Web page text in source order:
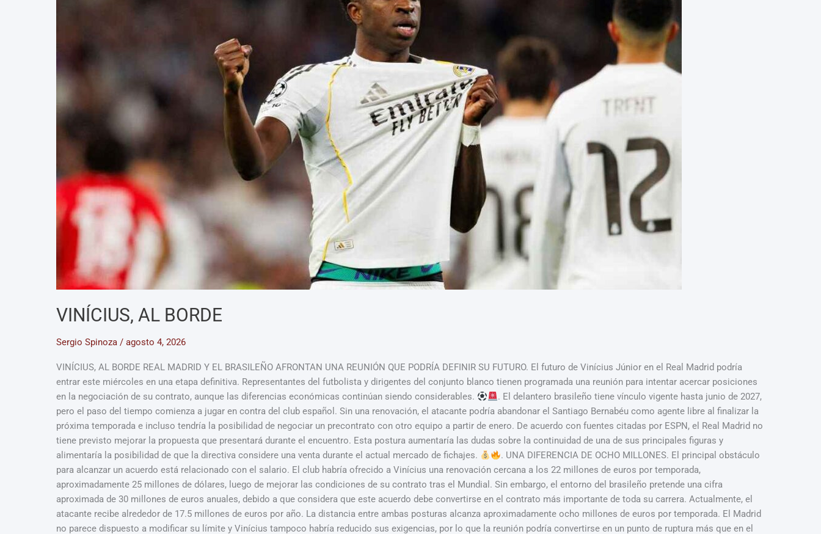
VINÍCIUS, AL BORDE
Sergio Spinoza / agosto 4, 2026
VINÍCIUS, AL BORDE REAL MADRID Y EL BRASILEÑO AFRONTAN UNA REUNIÓN QUE PODRÍA DEFINIR SU FUTURO. El futuro de Vinícius Júnior en el Real Madrid podría
entrar este miércoles en una etapa definitiva. Representantes del futbolista y dirigentes del conjunto blanco tienen programada una reunión para intentar acercar posiciones
en la negociación de su contrato, aunque las diferencias económicas continúan siendo considerables.
. El delantero brasileño tiene vínculo vigente hasta junio de 2027,
pero el paso del tiempo comienza a jugar en contra del club español. Sin una renovación, el atacante podría abandonar el Santiago Bernabéu como agente libre al finalizar la
próxima temporada e incluso tendría la posibilidad de negociar un precontrato con otro equipo a partir de enero. De acuerdo con fuentes citadas por ESPN, el Real Madrid no
tiene previsto mejorar la propuesta que presentará durante el encuentro. Esta postura aumentaría las dudas sobre la continuidad de una de sus principales figuras y
alimentaría la posibilidad de que la directiva considere una venta durante el actual mercado de fichajes.
. UNA DIFERENCIA DE OCHO MILLONES. El principal obstáculo
para alcanzar un acuerdo está relacionado con el salario. El club habría ofrecido a Vinícius una renovación cercana a los 22 millones de euros por temporada,
aproximadamente 25 millones de dólares, luego de mejorar las condiciones de su contrato tras el Mundial. Sin embargo, el entorno del brasileño pretende una cifra
aproximada de 30 millones de euros anuales, debido a que considera que este acuerdo debe convertirse en el contrato más importante de toda su carrera. Actualmente, el
atacante recibe alrededor de 17.5 millones de euros por año. La distancia entre ambas posturas alcanza aproximadamente ocho millones de euros por temporada. El Madrid
no parece dispuesto a modificar su límite y Vinícius tampoco habría reducido sus exigencias, por lo que la reunión podría convertirse en un punto de ruptura más que en el